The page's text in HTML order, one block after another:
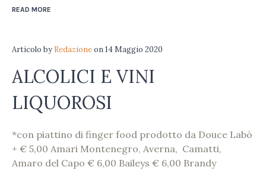
READ MORE
Articolo by Redazioneon14 Maggio 2020
ALCOLICI E VINI
LIQUOROSI
*con piattino di finger food prodotto da Douce Labò
+ € 5,00 Amari Montenegro, Averna, Camatti,
Amaro del Capo € 6,00 Baileys € 6,00 Brandy